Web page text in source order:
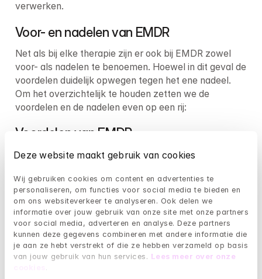
Deze website maakt gebruik van cookies
Wij gebruiken cookies om content en advertenties te
personaliseren, om functies voor social media te bieden en
om ons websiteverkeer te analyseren. Ook delen we
informatie over jouw gebruik van onze site met onze partners
voor social media, adverteren en analyse. Deze partners
kunnen deze gegevens combineren met andere informatie die
je aan ze hebt verstrekt of die ze hebben verzameld op basis
van jouw gebruik van hun services. Lees meer over onze
verwerken.
Voor- en nadelen van EMDR
Net als bij elke therapie zijn er ook bij EMDR zowel
voor- als nadelen te benoemen. Hoewel in dit geval de
voordelen duidelijk opwegen tegen het ene nadeel.
Om het overzichtelijk te houden zetten we de
voordelen en de nadelen even op een rij:
Voordelen van EMDR
Bewezen effectief:
Er is inmiddels al behoorlijk wat onderzoek gedaan
naar de effectiviteit van EMDR. En daaruit blijkt keer
op keer dat EMDR werkt. Over de effectiviteit van
EMDR hebben we het later in dit artikel nog even
uitgebreider.
Snelle behandeling: